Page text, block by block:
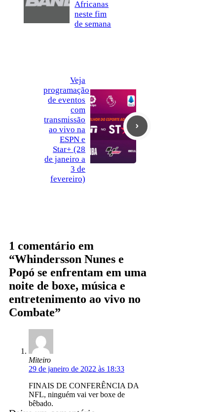
Africanas
neste fim
de semana
Veja
programação
de eventos
com
transmissão
ao vivo na
ESPN e
Star+ (28
de janeiro a
3 de
fevereiro)
1 comentário em
“Whindersson Nunes e
Popó se enfrentam em uma
noite de boxe, música e
entretenimento ao vivo no
Combate”
Miteiro
29 de janeiro de 2022 às 18:33
FINAIS DE CONFERÊNCIA DA
NFL, ninguém vai ver boxe de
bêbado.